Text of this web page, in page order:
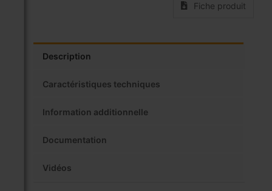
Fiche produit
Description
Caractéristiques techniques
Information additionnelle
Documentation
Vidéos